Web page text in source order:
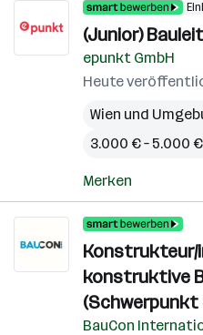
(Junior)
epunkt GmbH
Heute
Wien und
3.000 € – 5.000
Merken
konstruktive
(Schwerpunkt
BauCon